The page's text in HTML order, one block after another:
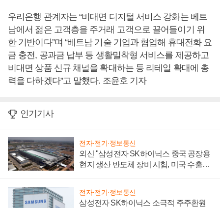
우리은행 관계자는 “비대면 디지털 서비스 강화는 베트
남에서 젊은 고객층을 주거래 고객으로 끌어들이기 위
한 기반이다”며 “베트남 기술 기업과 협업해 휴대전화 요
금 충전, 공과금 납부 등 생활밀착형 서비스를 제공하고
비대면 상품 신규 채널을 확대하는 등 리테일 확대에 총
력을 다하겠다”고 말했다. 조윤호 기자
인기기사
전자·전기·정보통신
외신 "삼성전자 SK하이닉스 중국 공장용
현지 생산 반도체 장비 시험, 미국 수출통
전자·전기·정보통신
삼성전자 SK하이닉스 소극적 주주환원